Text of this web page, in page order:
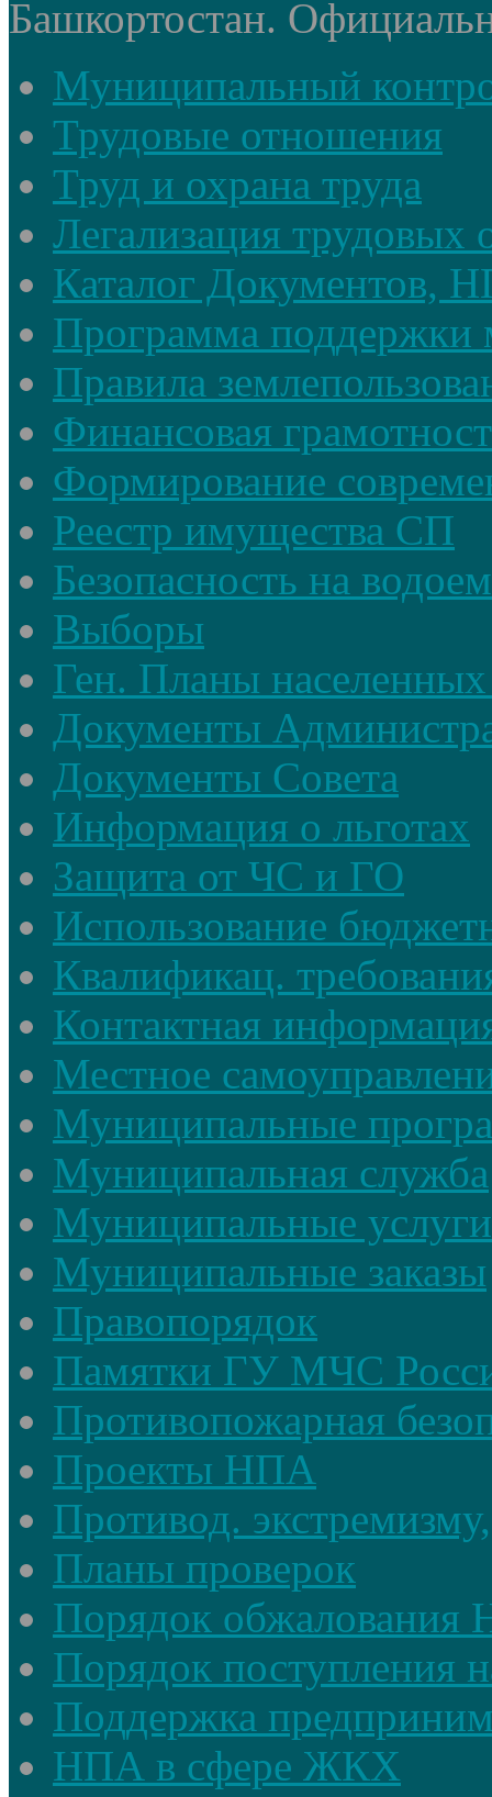
Башкортостан.
Муниципальный
Трудовые отношения
Труд и охрана труда
Легализация трудовых
Каталог Документов,
Программа поддержки
Правила
Финансовая
Формирование
Реестр имущества СП
Безопасность на
Выборы
Ген. Планы
Документы
Документы Совета
Информация о льготах
Защита от ЧС и ГО
Использование
Квалификац.
Контактная
Местное
Муниципальные
Муниципальная служба
Муниципальные услуги
Муниципальные заказы
Правопорядок
Памятки ГУ МЧС
Противопожарная
Проекты НПА
Противод.
Планы проверок
Порядок
Порядок поступления
Поддержка
НПА в сфере ЖКХ